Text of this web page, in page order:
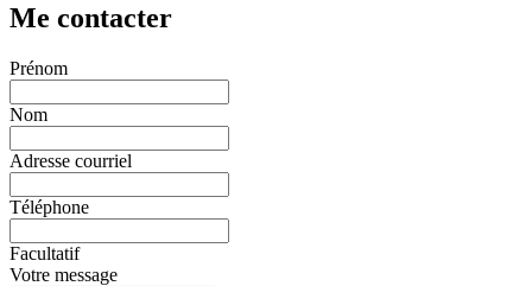
Me contacter
Prénom
Nom
Adresse courriel
Téléphone
Facultatif
Votre message